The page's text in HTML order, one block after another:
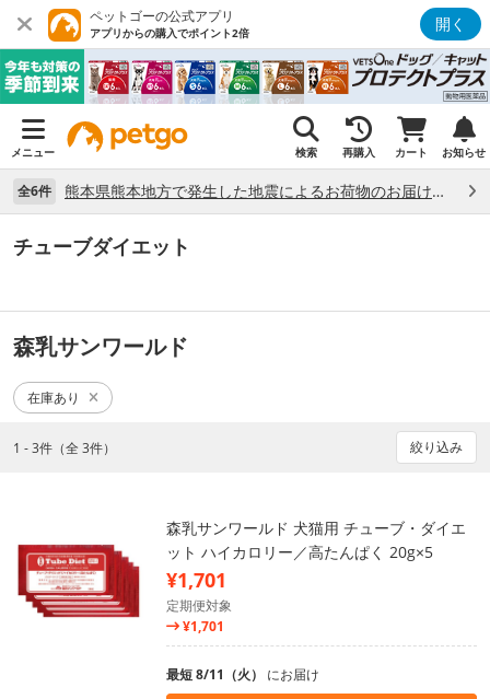
ペットゴーの公式アプリ
アプリからの購入でポイント2倍 開く
メニュー 検索 再購入 カート お知らせ
全6件 熊本県熊本地方で発生した地震によるお荷物のお届け状況について （7/28）
チューブダイエット
森乳サンワールド
在庫あり
1 - 3件（全 3件） 絞り込み
森乳サンワールド 犬猫用 チューブ・ダイエ
ット ハイカロリー／高たんぱく 20g×5
¥1,701
定期便対象
¥1,701
最短 8/11（火） にお届け